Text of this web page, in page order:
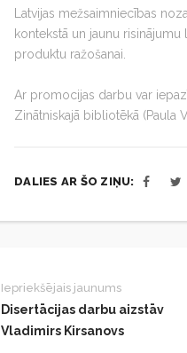
Latvijas mežsaimniecības
kontekstā un jaunu
produktu ražošanai.
Ar promocijas darbu var
Zinātniskajā bibliotēkā (Paula
DALIES AR ŠO ZIŅU:
Iepriekšējais jaunums
Disertācijas darbu aizstāv
Vladimirs Kirsanovs